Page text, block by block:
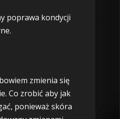
poprawa kondycji
zmienia się
Co zrobić aby jak
ponieważ skóra